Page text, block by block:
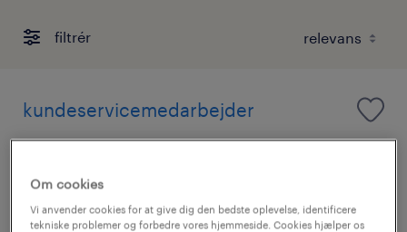
filtrér
kundeservicemedarbejder
vikariat
fuldtid
Om cookies
Vi anvender cookies for at give dig den bedste oplevelse, identificere
tekniske problemer og forbedre vores hjemmeside. Cookies hjælper os